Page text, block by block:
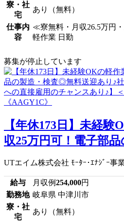
寮・社
宅
あり（無料）
仕事内
容
≪寮無料・月収26.5万円
軽作業 日勤
募集が停止しています
【年休173日】未経
収25万円可！電子部
UTエイム株式会社 ﾓｰﾀｰ･ｴﾅｼﾞｰ事
給与 月収例254,000円
勤務地 岐阜県 中津川市
寮・社
宅
あり（無料）